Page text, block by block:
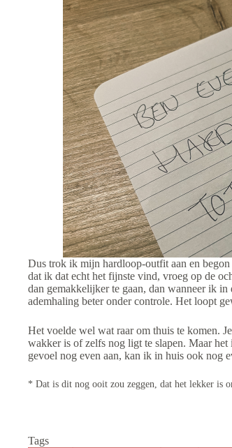
Dus trok ik mijn hardloop-outfit aan en
dat ik dat echt het fijnste vind, vroeg op de
dan gemakkelijker te gaan, dan wanneer ik
ademhaling beter onder controle. Het loopt
Het voelde wel wat raar om thuis te komen.
wakker is of zelfs nog ligt te slapen. Maar
gevoel nog even aan, kan ik in huis ook nog
* Dat is dit nog ooit zou zeggen, dat het lekker is
Tags